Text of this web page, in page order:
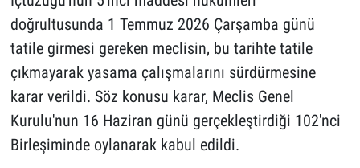
doğrultusunda 1 Temmuz 2026 Çarşamba günü
tatile girmesi gereken meclisin, bu tarihte tatile
çıkmayarak yasama çalışmalarını sürdürmesine
karar verildi. Söz konusu karar, Meclis Genel
Kurulu'nun 16 Haziran günü gerçekleştirdiği 102'nci
Birleşiminde oylanarak kabul edildi.